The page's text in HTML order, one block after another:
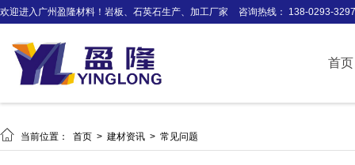
欢迎进入广州盈隆材料！岩板、石英石生产、加工厂家 咨询热线： 138-0293-3297
首页
 当前位置： 首页 > 建材资讯 > 常见问题